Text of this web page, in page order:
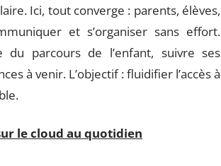
Ici, tout converge : parents, élèves,
et s’organiser sans effort.
du parcours de l’enfant, suivre ses
à venir. L’objectif : fluidifier l’accès à
le cloud au quotidien